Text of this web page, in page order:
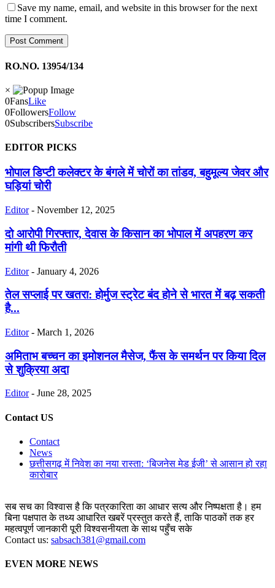
Save my name, email, and website in this browser for the next
time I comment.
RO.NO. 13954/134
×
0FansLike
0FollowersFollow
0SubscribersSubscribe
EDITOR PICKS
भोपाल डिप्टी कलेक्टर के बंगले में चोरों का तांडव, बहुमूल्य जेवर और
घड़ियां चोरी
Editor - November 12, 2025
दो आरोपी गिरफ्तार, देवास के किसान का भोपाल में अपहरण कर
मांगी थी फिरौती
Editor - January 4, 2026
तेल सप्लाई पर खतरा: होर्मुज स्ट्रेट बंद होने से भारत में बढ़ सकती
है...
Editor - March 1, 2026
अमिताभ बच्चन का इमोशनल मैसेज, फैंस के समर्थन पर किया दिल
से शुक्रिया अदा
Editor - June 28, 2025
Contact US
Contact
News
छत्तीसगढ़ में निवेश का नया रास्ता: ‘बिजनेस मेड ईजी’ से आसान हो रहा
कारोबार
सब सच का विश्वास है कि पत्रकारिता का आधार सत्य और निष्पक्षता है। हम
बिना पक्षपात के तथ्य आधारित खबरें प्रस्तुत करते हैं, ताकि पाठकों तक हर
महत्वपूर्ण जानकारी पूरी विश्वसनीयता के साथ पहुँच सके
Contact us: sabsach381@gmail.com
EVEN MORE NEWS